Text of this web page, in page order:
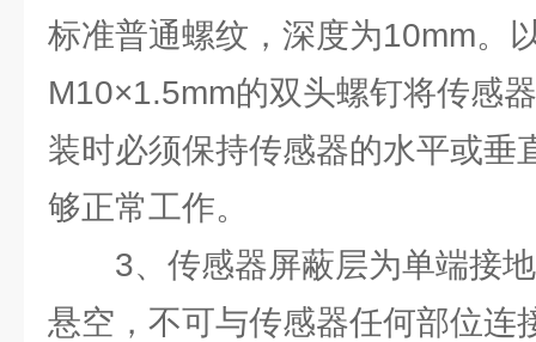
标准普通螺纹，深度为10mm。
M10×1.5mm的双头螺钉将传感
装时必须保持传感器的水平或垂
够正常工作。
3、传感器屏蔽层为单端接地
悬空，不可与传感器任何部位连